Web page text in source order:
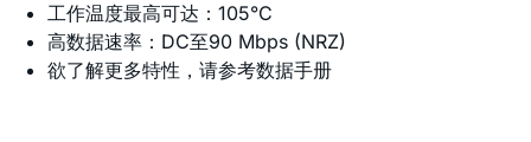
工作温度最高可达：105°C
高数据速率：DC至90 Mbps (NRZ)
欲了解更多特性，请参考数据手册